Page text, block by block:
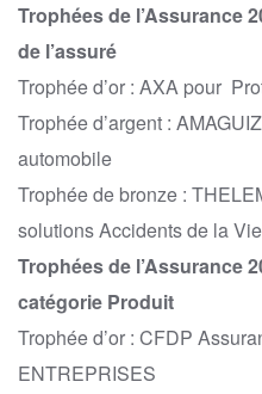
Trophées de l’Assurance
de l’assuré
Trophée d’or : AXA pour
Trophée d’argent :
automobile
Trophée de bronze :
solutions Accidents de la Vie
Trophées de l’Assurance
catégorie Produit
Trophée d’or : CFDP
ENTREPRISES